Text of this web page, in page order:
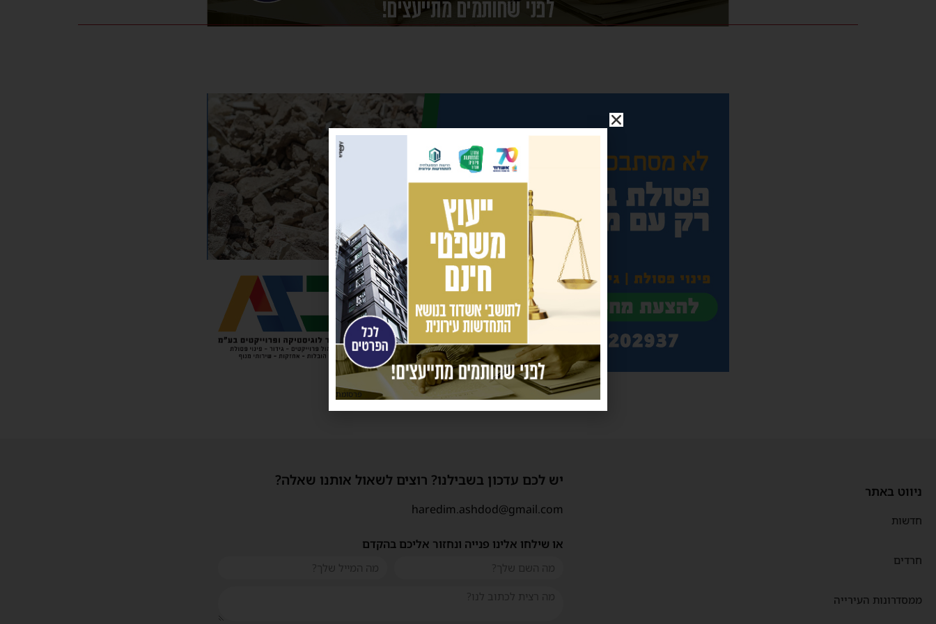
ניווט באתר
חדשות
חרדים
ממסדרונות העירייה
יש לכם עדכון בשבילנו? רוצים לשאול אותנו שאלה?
haredim.ashdod@gmail.com
או שילחו אלינו פנייה ונחזור אליכם בהקדם
פרסומת